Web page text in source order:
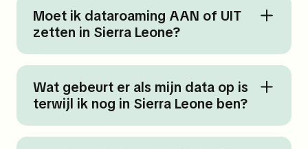
Moet ik dataroaming AAN of UIT
zetten in Sierra Leone?
Wat gebeurt er als mijn data op is
terwijl ik nog in Sierra Leone ben?